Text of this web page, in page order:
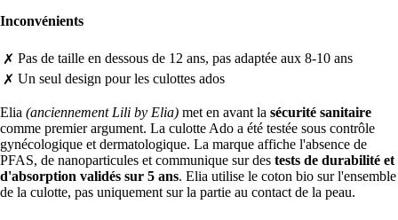
Inconvénients
✗ Pas de taille en dessous de 12 ans, pas adaptée aux 8-10 ans
✗ Un seul design pour les culottes ados
Elia (anciennement Lili by Elia) met en avant la sécurité sanitaire
comme premier argument. La culotte Ado a été testée sous contrôle
gynécologique et dermatologique. La marque affiche l'absence de
PFAS, de nanoparticules et communique sur des tests de durabilité et
d'absorption validés sur 5 ans. Elia utilise le coton bio sur l'ensemble
de la culotte, pas uniquement sur la partie au contact de la peau.